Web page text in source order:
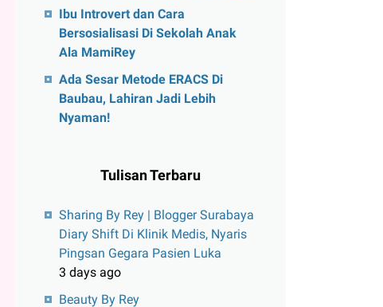
Ibu Introvert dan Cara
Bersosialisasi Di Sekolah Anak
Ala MamiRey
Ada Sesar Metode ERACS Di
Baubau, Lahiran Jadi Lebih
Nyaman!
Tulisan Terbaru
Sharing By Rey | Blogger Surabaya
Diary Shift Di Klinik Medis, Nyaris
Pingsan Gegara Pasien Luka
3 days ago
Beauty By Rey